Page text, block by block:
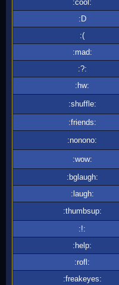
:cool:
:D
:(
:mad:
:?:
:hw:
:shuffle:
:friends:
:nonono:
:wow:
:bglaugh:
:laugh:
:thumbsup:
:!:
:help:
:rofl:
:freakeyes: